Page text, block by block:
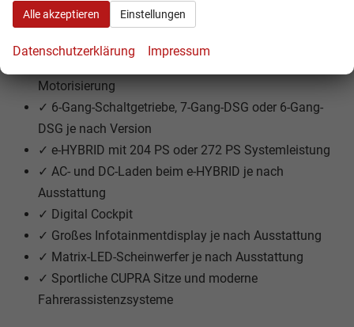
Antriebe
✓ Leistung je nach Variante von 150 PS bis 272 PS
Motorisierung
✓ 6-Gang-Schaltgetriebe, 7-Gang-DSG oder 6-Gang-
DSG je nach Version
✓ e-HYBRID mit 204 PS oder 272 PS Systemleistung
✓ AC- und DC-Laden beim e-HYBRID je nach
Ausstattung
✓ Digital Cockpit
✓ Großes Infotainmentdisplay je nach Ausstattung
✓ Matrix-LED-Scheinwerfer je nach Ausstattung
✓ Sportliche CUPRA Sitze und moderne
Fahrerassistenzsysteme
Alle akzeptieren Einstellungen
Datenschutzerklärung Impressum